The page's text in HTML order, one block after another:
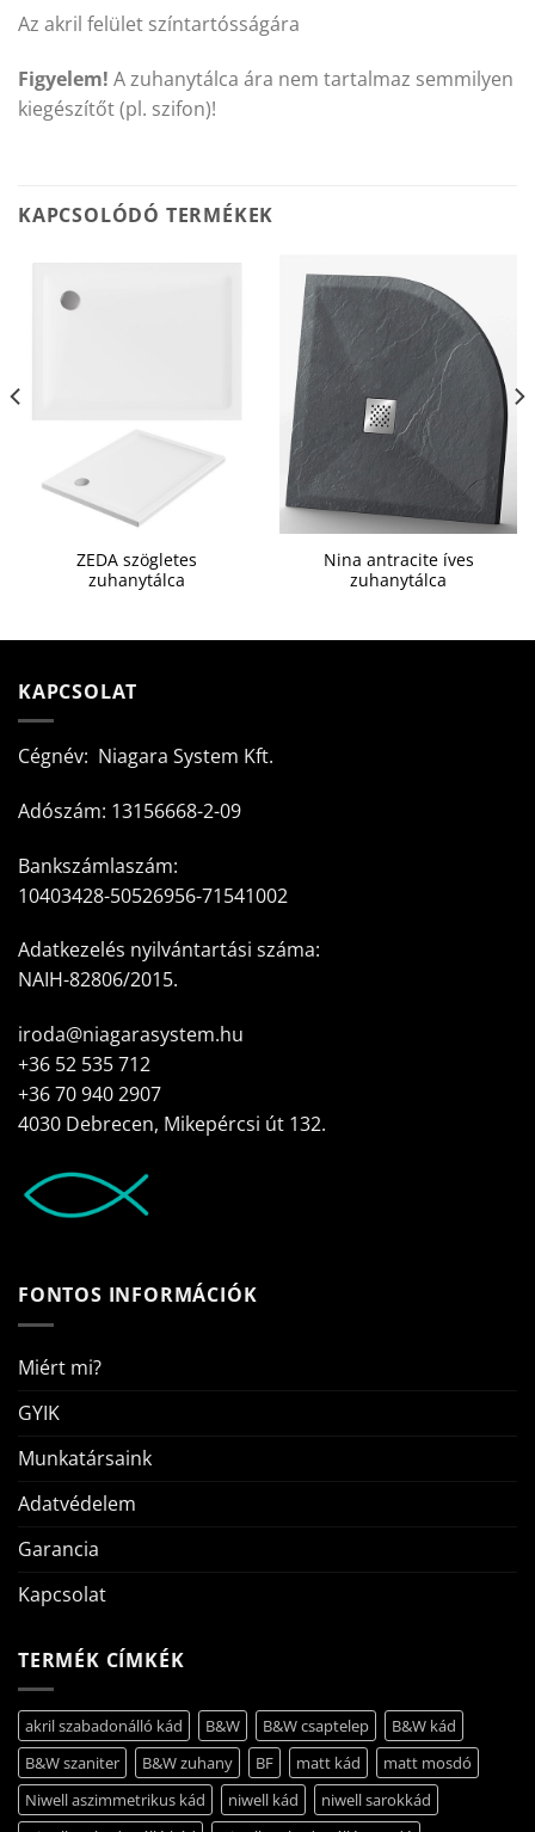
Az akril felület színtartósságára
Figyelem! A zuhanytálca ára nem tartalmaz semmilyen
kiegészítőt (pl. szifon)!
KAPCSOLÓDÓ TERMÉKEK
ZEDA szögletes
zuhanytálca
Nina antracite íves
zuhanytálca
KAPCSOLAT
Cégnév: Niagara System Kft.
Adószám: 13156668-2-09
Bankszámlaszám:
10403428-50526956-71541002
Adatkezelés nyilvántartási száma:
NAIH-82806/2015.
iroda@niagarasystem.hu
+36 52 535 712
+36 70 940 2907
4030 Debrecen, Mikepércsi út 132.
FONTOS INFORMÁCIÓK
Miért mi?
GYIK
Munkatársaink
Adatvédelem
Garancia
Kapcsolat
TERMÉK CÍMKÉK
akril szabadonálló kád B&W B&W csaptelep
B&W kád
B&W szaniter
B&W zuhany BF matt kád
matt mosdó
Niwell aszimmetrikus kád
niwell kád
niwell sarokkád